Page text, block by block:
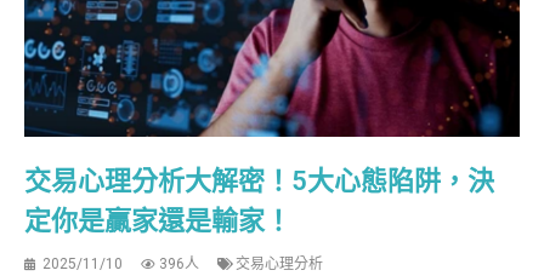
交易心理分析大解密！5大心態陷阱，決
定你是贏家還是輸家！
2025/11/10 396人 交易心理分析